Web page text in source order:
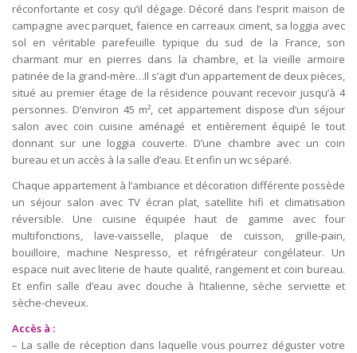
réconfortante et cosy qu’il dégage. Décoré dans l’esprit maison de
campagne avec parquet, faïence en carreaux ciment, sa loggia avec
sol en véritable parefeuille typique du sud de la France, son
charmant mur en pierres dans la chambre, et la vieille armoire
patinée de la grand-mère…Il s’agit d’un appartement de deux pièces,
situé au premier étage de la résidence pouvant recevoir jusqu’à 4
personnes. D’environ 45 m², cet appartement dispose d’un séjour
salon avec coin cuisine aménagé et entièrement équipé le tout
donnant sur une loggia couverte. D’une chambre avec un coin
bureau et un accès à la salle d’eau. Et enfin un wc séparé.
Chaque appartement à l’ambiance et décoration différente possède
un séjour salon avec TV écran plat, satellite hifi et climatisation
réversible. Une cuisine équipée haut de gamme avec four
multifonctions, lave-vaisselle, plaque de cuisson, grille-pain,
bouilloire, machine Nespresso, et réfrigérateur congélateur. Un
espace nuit avec literie de haute qualité, rangement et coin bureau.
Et enfin salle d’eau avec douche à l’italienne, sèche serviette et
sèche-cheveux.
Accès à :
– La salle de réception dans laquelle vous pourrez déguster votre